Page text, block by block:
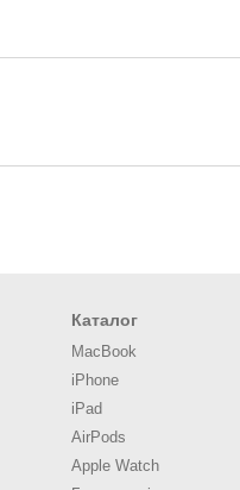
Каталог
MacBook
iPhone
iPad
AirPods
Apple Watch